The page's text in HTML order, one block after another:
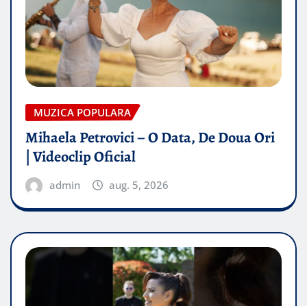
MUZICA POPULARA
Mihaela Petrovici – O Data, De Doua Ori
| Videoclip Oficial
admin aug. 5, 2026